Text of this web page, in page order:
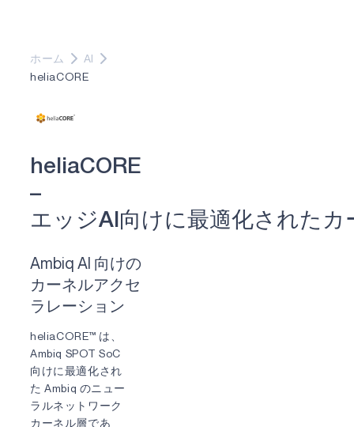
ホーム
AI
heliaCORE
he iaCO R E
–
エ ッ ジA 向 け に最適化さ れた カ
Ambiq AI 向けの
カーネルアクセ
ラレーション
heliaCORE™ は、
Ambiq SPOT SoC
向けに最適化され
た Ambiq のニュー
ラルネットワーク
カーネル層であ